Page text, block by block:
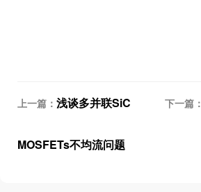
上一篇： 浅谈多并联SiC
MOSFETs不均流问题
下一篇：